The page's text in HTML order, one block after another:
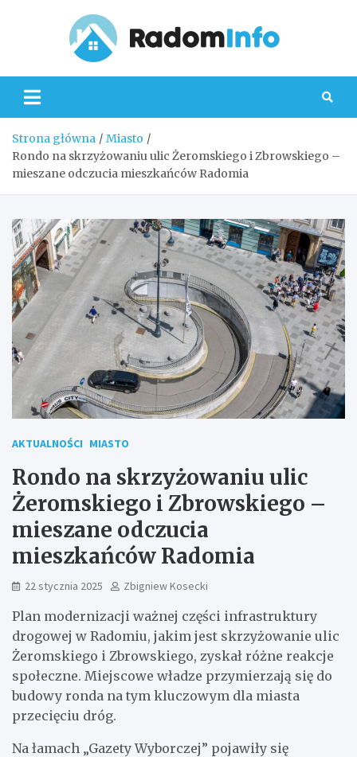
Strona główna
Miasto
Rondo na skrzyżowaniu ulic Żeromskiego i Zbrowskiego –
mieszane odczucia mieszkańców Radomia
AKTUALNOŚCI MIASTO
Rondo na skrzyżowaniu ulic
Żeromskiego i Zbrowskiego –
mieszane odczucia
mieszkańców Radomia
22 stycznia 2025 Zbigniew Kosecki
Plan modernizacji ważnej części infrastruktury
drogowej w Radomiu, jakim jest skrzyżowanie ulic
Żeromskiego i Zbrowskiego, zyskał różne reakcje
społeczne. Miejscowe władze przymierzają się do
budowy ronda na tym kluczowym dla miasta
przecięciu dróg.
Na łamach „Gazety Wyborczej” pojawiły się